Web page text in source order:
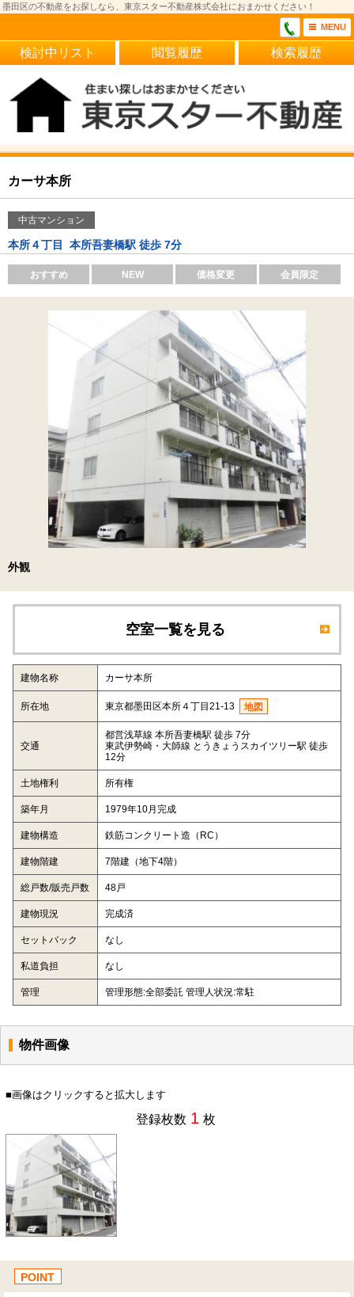
墨田区の不動産をお探しなら、東京スター不動産株式会社におまかせください！
MENU
検討中リスト 閲覧履歴 検索履歴
カーサ本所
中古マンション
本所４丁目 本所吾妻橋駅 徒歩 7分
おすすめ NEW 価格変更 会員限定
外観
空室一覧を見る
建物名称 カーサ本所
所在地 東京都墨田区本所４丁目21-13 地図
交通
都営浅草線 本所吾妻橋駅 徒歩 7分
東武伊勢崎・大師線 とうきょうスカイツリー駅 徒歩
12分
土地権利 所有権
築年月 1979年10月完成
建物構造 鉄筋コンクリート造（RC）
建物階建 7階建（地下4階）
総戸数/販売戸数 48戸
建物現況 完成済
セットバック なし
私道負担 なし
管理 管理形態:全部委託 管理人状況:常駐
物件画像
■画像はクリックすると拡大します
登録枚数 1 枚
POINT